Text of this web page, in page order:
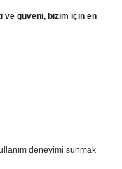
ve güveni, bizim için en
deneyimi sunmak